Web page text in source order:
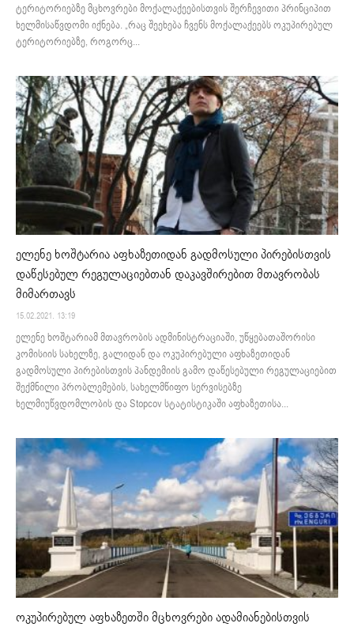
ტერიტორიებზე მცხოვრები მოქალაქეებისთვის შერჩევითი პრინციპით
ხელმისაწვდომი იქნება. „რაც შეეხება ჩვენს მოქალაქეებს ოკუპირებულ
ტერიტორიებზე, როგორც...
ელენე ხოშტარია აფხაზეთიდან გადმოსული პირებისთვის
დაწესებულ რეგულაციებთან დაკავშირებით მთავრობას
მიმართავს
15.02.2021. 13:19
ელენე ხოშტარიამ მთავრობის ადმინისტრაციაში, უწყებათაშორისი
კომისიის სახელზე, გალიდან და ოკუპირებული აფხაზეთიდან
გადმოსული პირებისთვის პანდემიის გამო დაწესებული რეგულაციებით
შექმნილი პრობლემების, სახელმწიფო სერვისებზე
ხელმიუწვდომლობის და Stopcov სტატისტიკაში აფხაზეთისა...
ოკუპირებულ აფხაზეთში მცხოვრები ადამიანებისთვის